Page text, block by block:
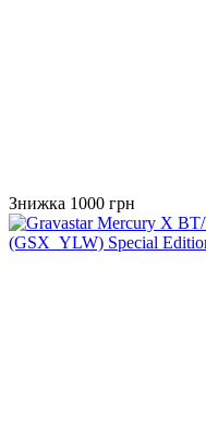
Знижка 1000 грн